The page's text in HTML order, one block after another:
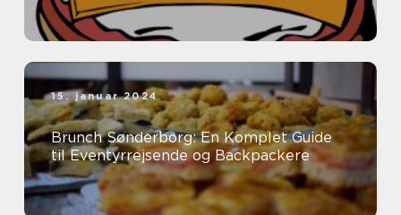
15. januar 2024
Brunch Sønderborg: En Komplet Guide
til Eventyrrejsende og Backpackere